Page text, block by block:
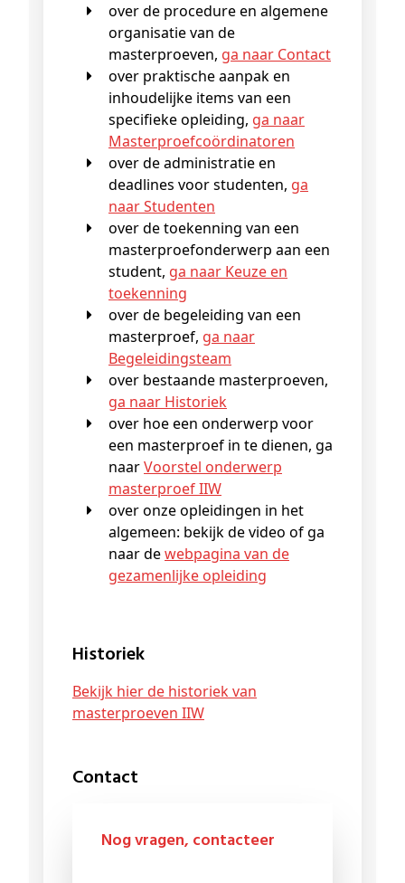
over de procedure en algemene
organisatie van de
masterproeven, ga naar Contact
over praktische aanpak en
inhoudelijke items van een
specifieke opleiding, ga naar
Masterproefcoördinatoren
over de administratie en
deadlines voor studenten, ga
naar Studenten
over de toekenning van een
masterproefonderwerp aan een
student, ga naar Keuze en
toekenning
over de begeleiding van een
masterproef, ga naar
Begeleidingsteam
over bestaande masterproeven,
ga naar Historiek
over hoe een onderwerp voor
een masterproef in te dienen, ga
naarVoorstel onderwerp
masterproef IIW
over onze opleidingen in het
algemeen: bekijk de video of ga
naar dewebpagina van de
gezamenlijke opleiding
Historiek
Bekijk hier de historiek van
masterproeven IIW
Contact
Nog vragen, contacteer